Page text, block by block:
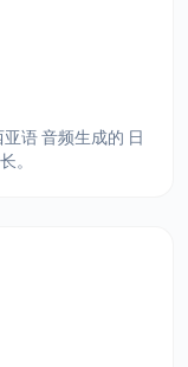
语 音频生成的 日
。